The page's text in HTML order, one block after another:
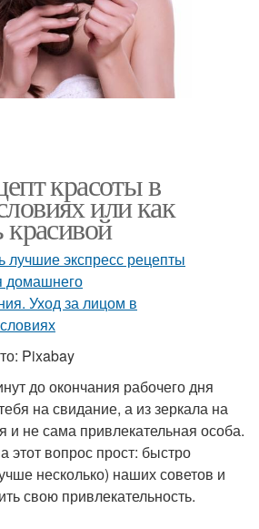
красоты в
или как
красивой
Pixabay
до окончания рабочего дня
на свидание, а из зеркала на
и не сама привлекательная особа.
этот вопрос прост: быстро
несколько) наших советов и
свою привлекательность.